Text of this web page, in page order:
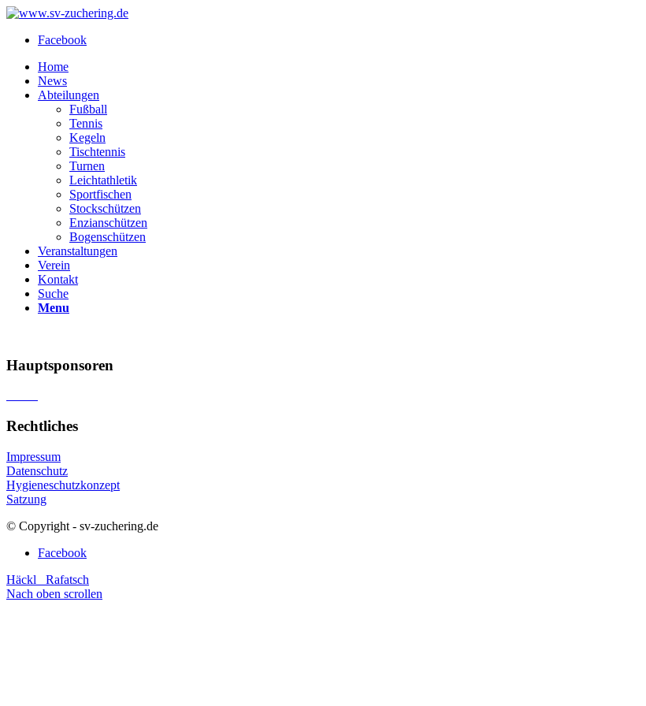
Facebook
Home
News
Abteilungen
Fußball
Tennis
Kegeln
Tischtennis
Turnen
Leichtathletik
Sportfischen
Stockschützen
Enzianschützen
Bogenschützen
Veranstaltungen
Verein
Kontakt
Suche
Menu
Hauptsponsoren
Rechtliches
Impressum
Datenschutz
Hygieneschutzkonzept
Satzung
© Copyright - sv-zuchering.de
Facebook
Häckl
Rafatsch
Nach oben scrollen